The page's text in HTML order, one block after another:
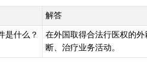
解答
是什么？
在外国取得合法行医权的
断、治疗业务活动。